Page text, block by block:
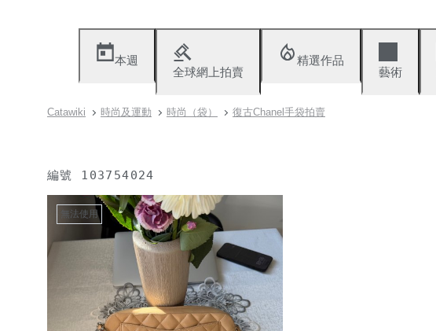
本週
全球網上拍賣
精選作品
藝術
Catawiki 時尚及運動 時尚（袋） 復古Chanel手袋拍賣
編號 103754024
無法使用